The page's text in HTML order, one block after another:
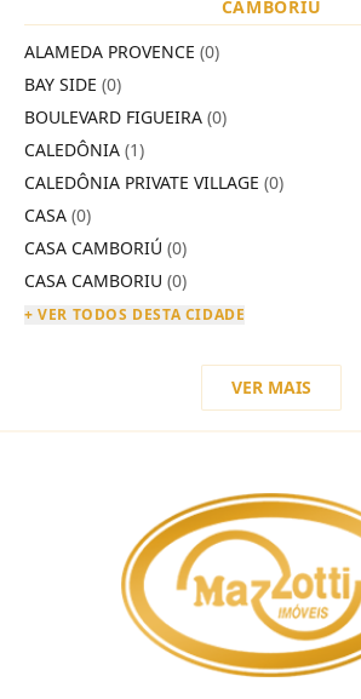
CAMBORIÚ
ALAMEDA PROVENCE (0)
BAY SIDE (0)
BOULEVARD FIGUEIRA (0)
CALEDÔNIA (1)
CALEDÔNIA PRIVATE VILLAGE (0)
CASA (0)
CASA CAMBORIÚ (0)
CASA CAMBORIU (0)
+ VER TODOS DESTA CIDADE
VER MAIS